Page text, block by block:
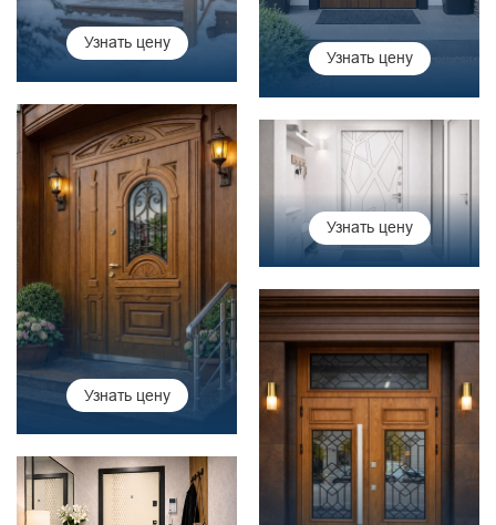
Узнать цену
Узнать цену
Узнать цену
Узнать цену